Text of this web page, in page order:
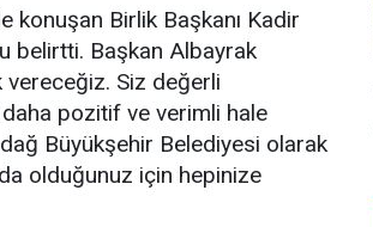
konuşan Birlik Başkanı Kadir
belirtti. Başkan Albayrak
vereceğiz. Siz değerli
pozitif ve verimli hale
Büyükşehir Belediyesi olarak
olduğunuz için hepinize